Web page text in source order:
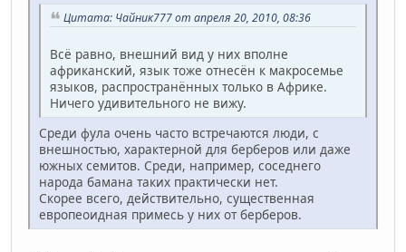
Цитата: Чайник777 от апреля 20, 2010, 08:36
Всё равно, внешний вид у них вполне
африканский, язык тоже отнесён к макросемье
языков, распространённых только в Африке.
Ничего удивительного не вижу.
Среди фула очень часто встречаются люди, с
внешностью, характерной для берберов или даже
южных семитов. Среди, например, соседнего
народа бамана таких практически нет.
Скорее всего, действительно, существенная
европеоидная примесь у них от берберов.